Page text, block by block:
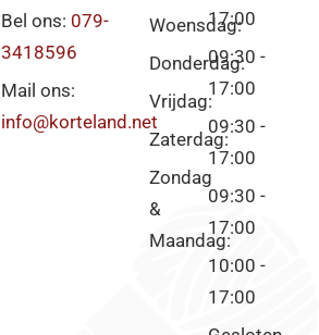
Bel ons: 079-
3418596
Mail ons:
info@korteland.net
Woensdag:
Donderdag:
Vrijdag:
Zaterdag:
Zondag
&
Maandag:
17:00
09:30 -
17:00
09:30 -
17:00
09:30 -
17:00
10:00 -
17:00